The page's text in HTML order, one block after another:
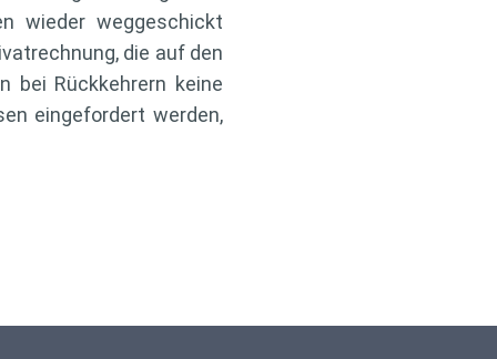
wieder weggeschickt
die auf den
bei Rückkehrern keine
eingefordert werden,